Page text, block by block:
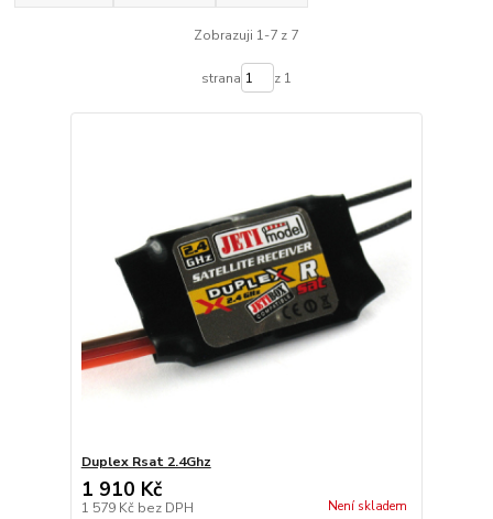
Zobrazuji 1-7 z 7
strana z 1
Duplex Rsat 2.4Ghz
1 910 Kč
1 579 Kč bez DPH Není skladem